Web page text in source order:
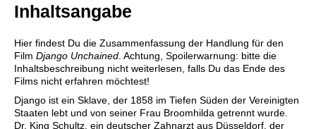
Inhaltsangabe
Hier findest Du die Zusammenfassung der Handlung für den
Film Django Unchained . Achtung, Spoilerwarnung: bitte die
Inhaltsbeschreibung nicht weiterlesen, falls Du das Ende des
Films nicht erfahren möchtest!
Django ist ein Sklave, der 1858 im Tiefen Süden der Vereinigten
Staaten lebt und von seiner Frau Broomhilda getrennt wurde.
Dr. King Schultz, ein deutscher Zahnarzt aus Düsseldorf, der